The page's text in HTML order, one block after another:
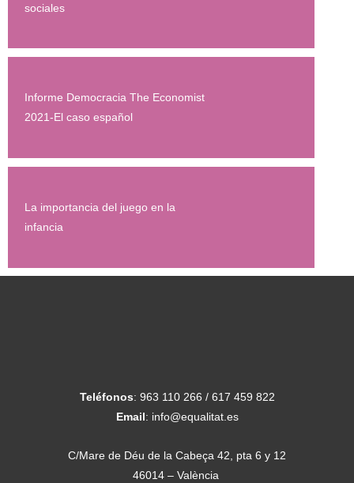
sociales
Informe Democracia The Economist
2021-El caso español
La importancia del juego en la
infancia
Teléfonos: 963 110 266 / 617 459 822
Email: info@equalitat.es
C/Mare de Déu de la Cabeça 42, pta 6 y 12
46014 – València